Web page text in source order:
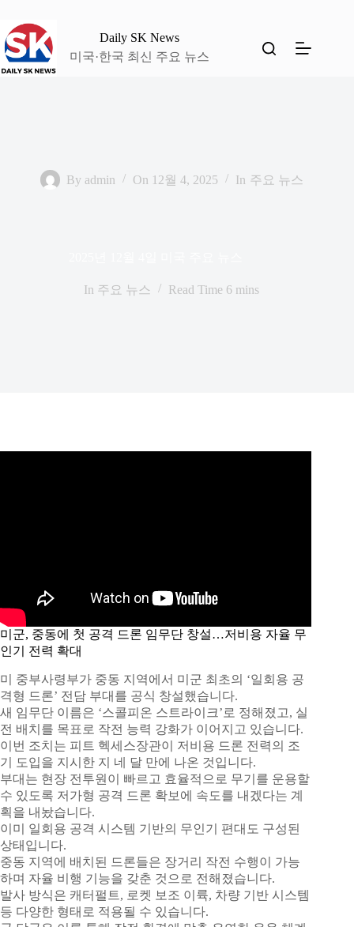
으
로
건
Daily SK News
미국·한국 최신 주요 뉴스
By admin On 12월 4, 2025 In 주요 뉴스
In 주요 뉴스 Read Time 6 mins
미군, 중동에 첫 공격 드론 임무단 창설…저비용 자율 무
인기 전력 확대
미 중부사령부가 중동 지역에서 미군 최초의 ‘일회용 공
격형 드론’ 전담 부대를 공식 창설했습니다.
새 임무단 이름은 ‘스콜피온 스트라이크’로 정해졌고, 실
전 배치를 목표로 작전 능력 강화가 이어지고 있습니다.
이번 조치는 피트 헥세스장관이 저비용 드론 전력의 조
기 도입을 지시한 지 네 달 만에 나온 것입니다.
부대는 현장 전투원이 빠르고 효율적으로 무기를 운용할
수 있도록 저가형 공격 드론 확보에 속도를 내겠다는 계
획을 내놨습니다.
이미 일회용 공격 시스템 기반의 무인기 편대도 구성된
상태입니다.
중동 지역에 배치된 드론들은 장거리 작전 수행이 가능
하며 자율 비행 기능을 갖춘 것으로 전해졌습니다.
발사 방식은 캐터펄트, 로켓 보조 이륙, 차량 기반 시스템
등 다양한 형태로 적용될 수 있습니다.